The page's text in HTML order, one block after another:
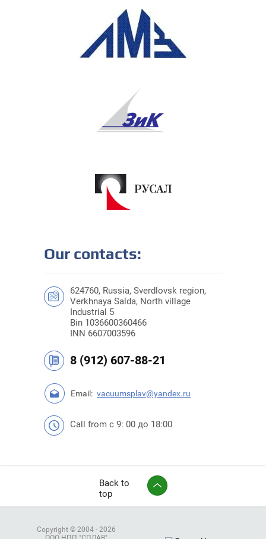
Our contacts:
624760, Russia, Sverdlovsk region,
Verkhnaya Salda, North village
Industrial 5
Bin 1036600360466
INN 6607003596
8 (912) 607-88-21
Email: vacuumsplav@yandex.ru
Call from с 9: 00 до 18:00
Back to
top
Copyright © 2004 - 2026